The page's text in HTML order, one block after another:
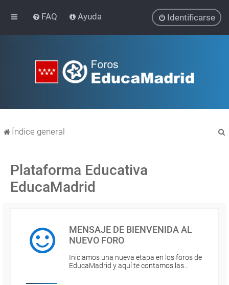
FAQ Ayuda Identificarse
Índice general
Plataforma Educativa
EducaMadrid
MENSAJE DE BIENVENIDA AL
NUEVO FORO
Iniciamos una nueva etapa en los foros de
EducaMadrid y aquí te contamos las…